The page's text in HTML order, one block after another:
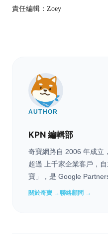
責任編輯：Zoey
AUTHOR
KPN 編輯部
奇寶網路自 2006 年成
超過 上千家企業客戶，
寶」，是 Google
關於奇寶 →聯絡顧問 →